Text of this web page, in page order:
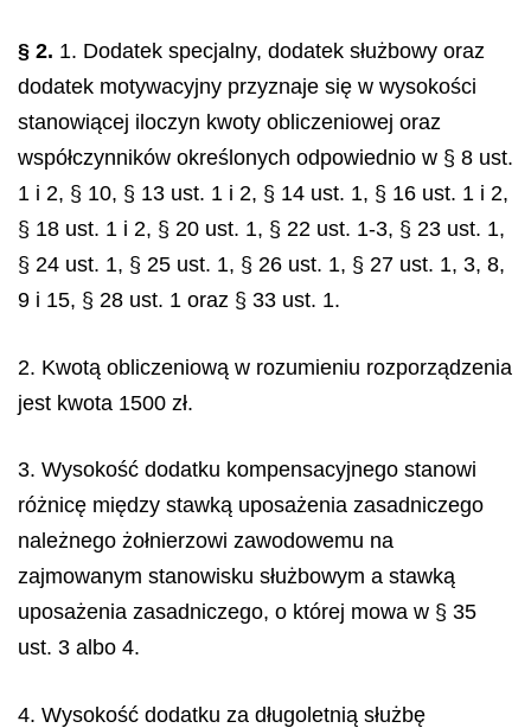
§ 2. 1. Dodatek specjalny, dodatek służbowy oraz
dodatek motywacyjny przyznaje się w wysokości
stanowiącej iloczyn kwoty obliczeniowej oraz
współczynników określonych odpowiednio w § 8 ust.
1 i 2, § 10, § 13 ust. 1 i 2, § 14 ust. 1, § 16 ust. 1 i 2,
§ 18 ust. 1 i 2, § 20 ust. 1, § 22 ust. 1-3, § 23 ust. 1,
§ 24 ust. 1, § 25 ust. 1, § 26 ust. 1, § 27 ust. 1, 3, 8,
9 i 15, § 28 ust. 1 oraz § 33 ust. 1.
2. Kwotą obliczeniową w rozumieniu rozporządzenia
jest kwota 1500 zł.
3. Wysokość dodatku kompensacyjnego stanowi
różnicę między stawką uposażenia zasadniczego
należnego żołnierzowi zawodowemu na
zajmowanym stanowisku służbowym a stawką
uposażenia zasadniczego, o której mowa w § 35
ust. 3 albo 4.
4. Wysokość dodatku za długoletnią służbę